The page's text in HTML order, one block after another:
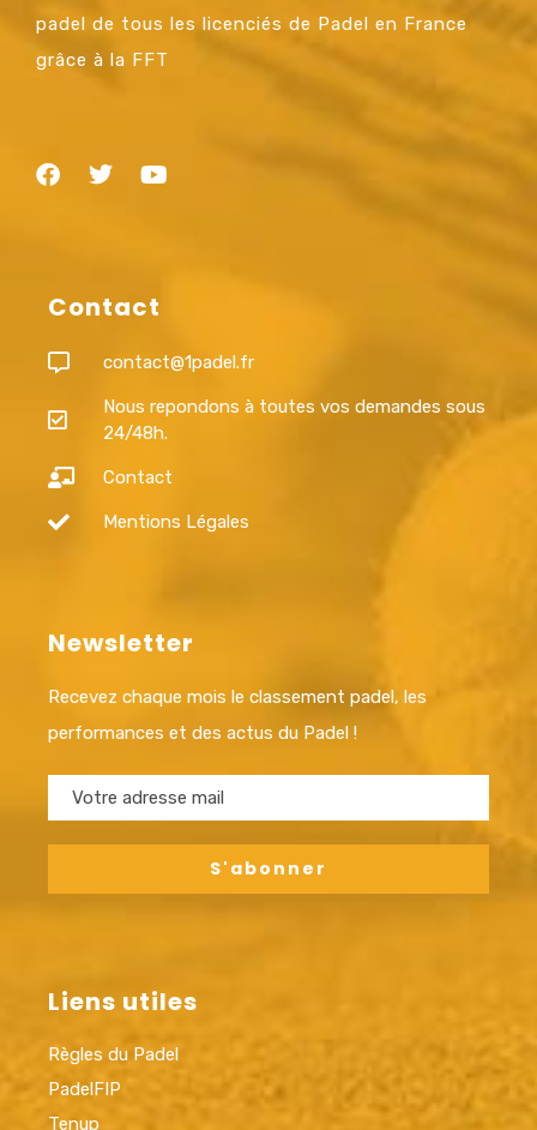
padel de tous les licenciés de Padel en France
grâce à la FFT
Contact
contact@1padel.fr
Nous repondons à toutes vos demandes sous
24/48h.
Contact
Mentions Légales
Newsletter
Recevez chaque mois le classement padel, les
performances et des actus du Padel !
Liens utiles
Règles du Padel
PadelFIP
Tenup